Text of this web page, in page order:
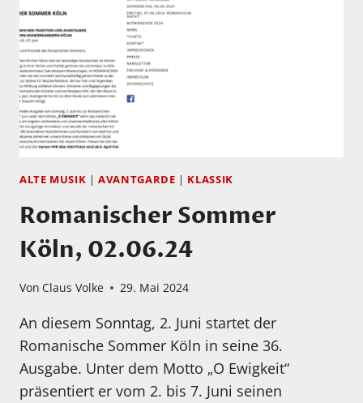
ALTE MUSIK |AVANTGARDE | KLASSIK
Romanischer Sommer
Köln, 02.06.24
Von Claus Volke 29. Mai 2024
An diesem Sonntag, 2. Juni startet der
Romanische Sommer Köln in seine 36.
Ausgabe. Unter dem Motto „O Ewigkeit“
präsentiert er vom 2. bis 7. Juni seinen